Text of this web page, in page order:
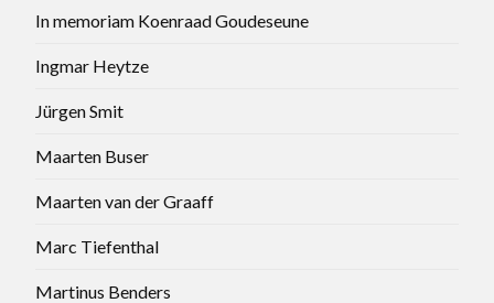
In memoriam Koenraad Goudeseune
Ingmar Heytze
Jürgen Smit
Maarten Buser
Maarten van der Graaff
Marc Tiefenthal
Martinus Benders